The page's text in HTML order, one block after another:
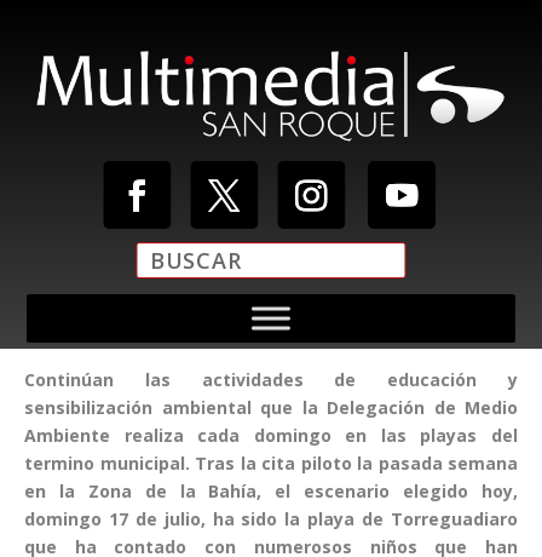
Continúan las actividades de educación y
sensibilización ambiental que la Delegación de Medio
Ambiente realiza cada domingo en las playas del
termino municipal. Tras la cita piloto la pasada semana
en la Zona de la Bahía, el escenario elegido hoy,
domingo 17 de julio, ha sido la playa de Torreguadiaro
que ha contado con numerosos niños que han